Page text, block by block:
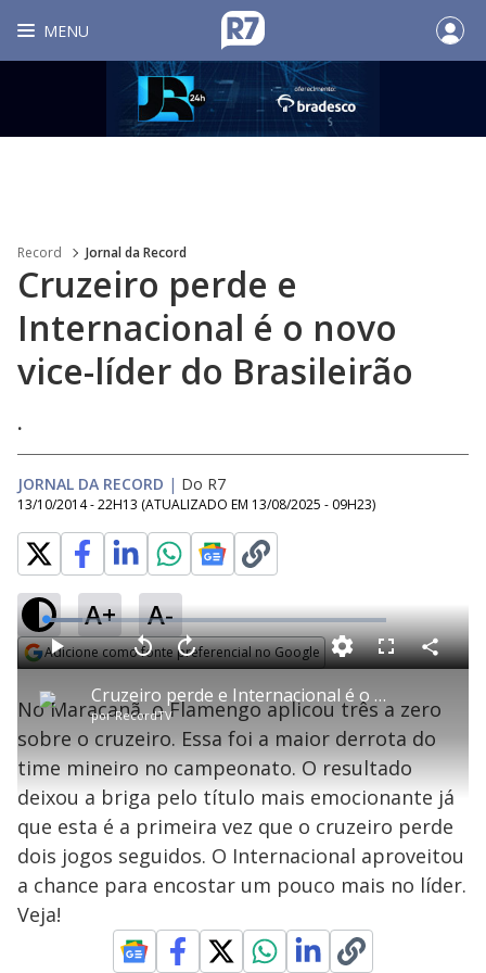
MENU
Record Jornal da Record
Cruzeiro perde e
Internacional é o novo
vice-líder do Brasileirão
.
JORNAL DA RECORD | Do R7
13/10/2014 - 22H13 (ATUALIZADO EM 13/08/2025 - 09H23)
A+ A-
Adicione como fonte preferencial no Google
P
l
a
y
Cruzeiro perde e Internacional é o novo vice-líder do Brasileirão
porRecordTV
P V
t
r
1
0
e
g
n
d
s
A
n
a
r
1
s
e
n
o
s
L
o
a
d
e
1
0
.
8
4
F
s
c
e
n
C
o
a
r
i
l
No Maracanã, o Flamengo aplicou três a zero
sobre o cruzeiro. Essa foi a maior derrota do
time mineiro no campeonato. O resultado
deixou a briga pelo título mais emocionante já
que esta é a primeira vez que o cruzeiro perde
dois jogos seguidos. O Internacional aproveitou
a chance para encostar um pouco mais no líder.
Veja!